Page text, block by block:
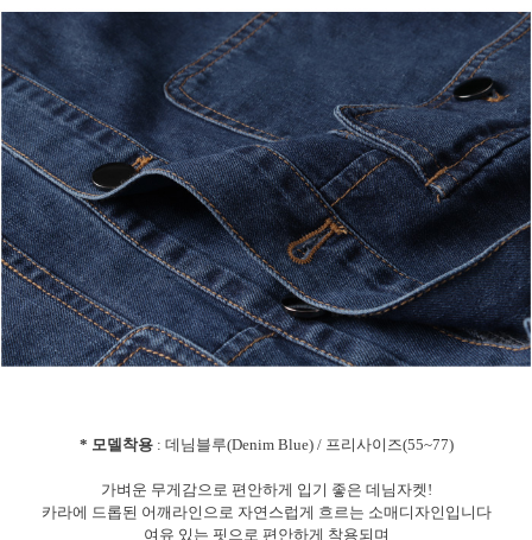
* 모델착용: 데님블루(Denim Blue) / 프리사이즈(55~77)
가벼운 무게감으로 편안하게 입기 좋은 데님자켓!
카라에 드롭된 어깨라인으로 자연스럽게 흐르는 소매디자인입니다
여유 있는 핏으로 편안하게 착용되며